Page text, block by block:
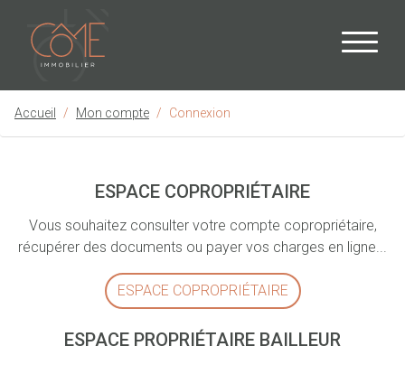
Accueil Mon compte Connexion
ESPACE COPROPRIÉTAIRE
Vous souhaitez consulter votre compte copropriétaire,
récupérer des documents ou payer vos charges en ligne...
ESPACE COPROPRIÉTAIRE
ESPACE PROPRIÉTAIRE BAILLEUR